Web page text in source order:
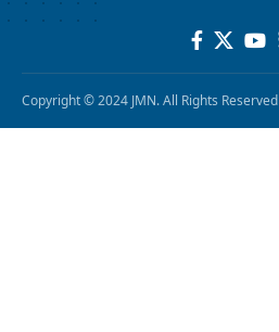
Copyright © 2024 JMN. All Rights Reserved